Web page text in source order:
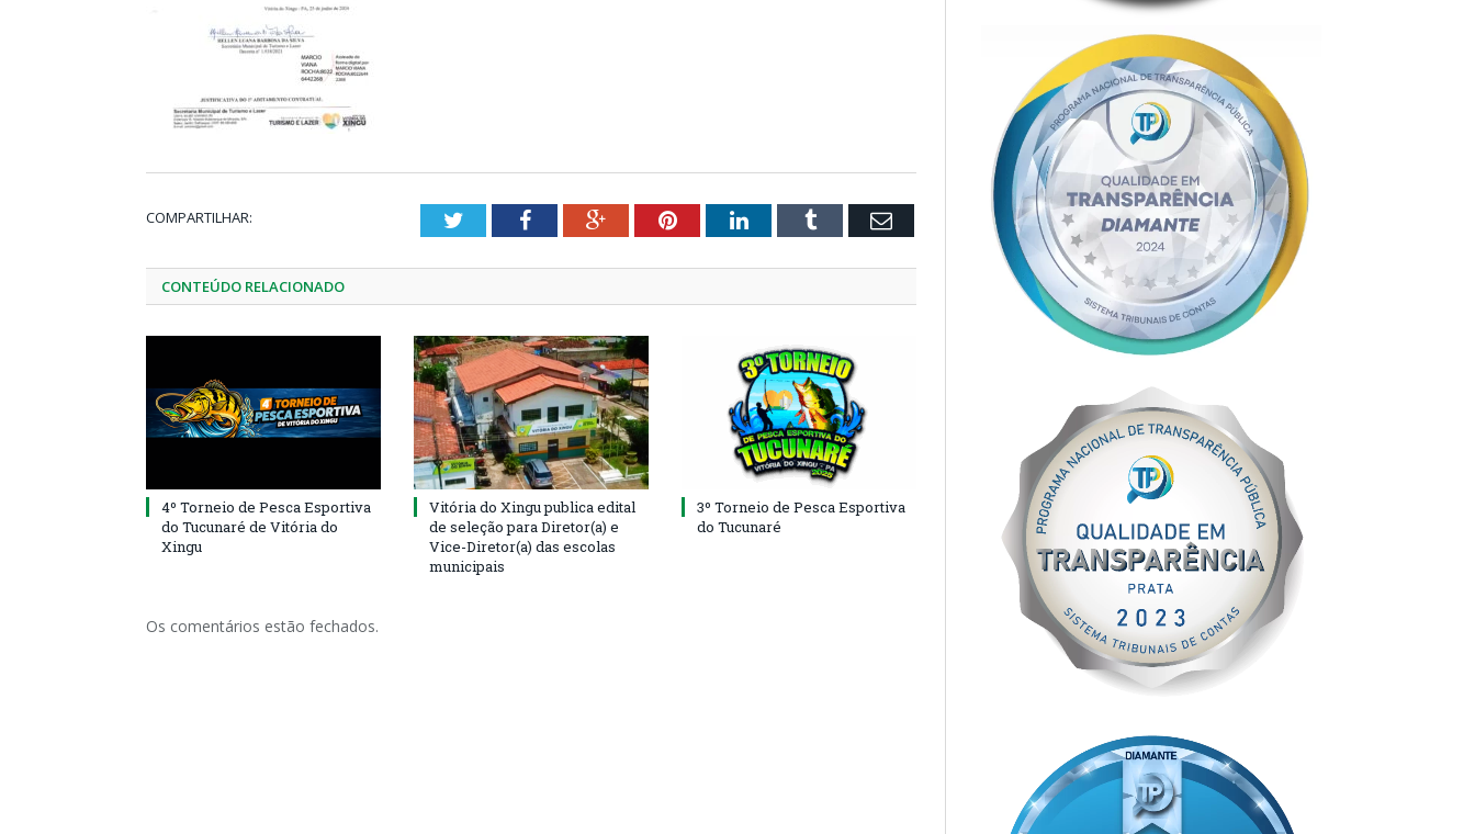
COMPARTILHAR: TwitterFacebookGoogle+PinterestLinkedInTumblr Email
CONTEÚDO RELACIONADO
4º Torneio de Pesca Esportiva
do Tucunaré de Vitória do
Xingu
Vitória do Xingu publica edital
de seleção para Diretor(a) e
Vice-Diretor(a) das escolas
municipais
3º Torneio de Pesca Esportiva
do Tucunaré
Os comentários estão fechados.